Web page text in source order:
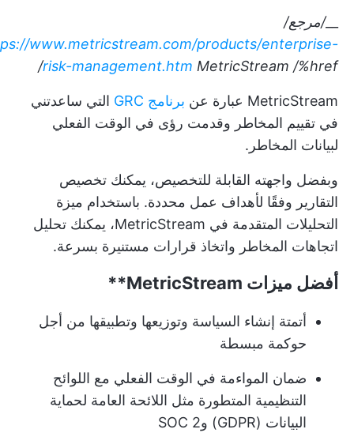
__/مرجع/
www.metricstream.com/products/enterprise-
risk-management.htm MetricStream /%href/
MetricStream عبارة عن برنامج GRC
التي ساعدتني
في تقييم المخاطر وقدمت رؤى في الوقت الفعلي
لبيانات المخاطر.
وبفضل واجهته القابلة للتخصيص، يمكنك تخصيص
التقارير وفقًا لأهداف عمل محددة. باستخدام ميزة
التحليلات المتقدمة في MetricStream، يمكنك تحليل
اتجاهات المخاطر واتخاذ قرارات مستنيرة بسرعة.
أفضل ميزات MetricStream**
أتمتة إنشاء السياسة وتوزيعها وتطبيقها من أجل
حوكمة مبسطة
ضمان المواءمة في الوقت الفعلي مع اللوائح
التنظيمية المتطورة مثل اللائحة العامة لحماية
البيانات (GDPR) وSOC 2